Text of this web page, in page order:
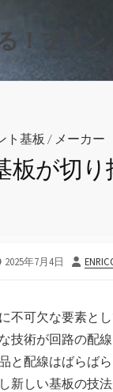
！プリ
ト基板 / メーカー
板が切
最
日
2025年7月4日
投
不可欠な要素と
技術が回路の配
と配線はばらば
新しい基板の技